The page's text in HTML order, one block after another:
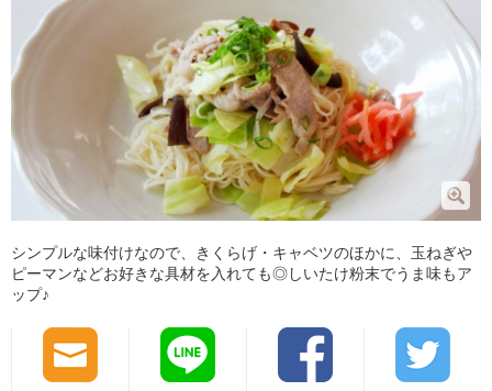
シンプルな味付けなので、きくらげ・キャベツのほかに、玉ねぎや
ピーマンなどお好きな具材を入れても◎しいたけ粉末でうま味もア
ップ♪